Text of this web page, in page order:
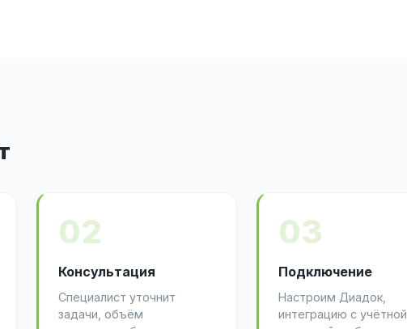
02
Консультация
Специалист уточнит
задачи, объём
03
Подключение
Настроим Диадок,
интеграцию с учётной